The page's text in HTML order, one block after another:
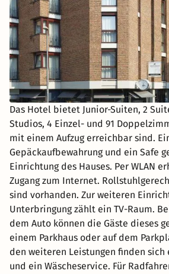
Das Hotel bietet Junior-Suiten, 2
Studios, 4 Einzel- und 91
mit einem Aufzug erreichbar sind.
Gepäckaufbewahrung und ein Safe
Einrichtung des Hauses. Per WLAN
Zugang zum Internet.
sind vorhanden. Zur weiteren
Unterbringung zählt ein TV-Raum.
dem Auto können die Gäste dieses
einem Parkhaus oder auf dem
den weiteren Leistungen finden sich
und ein Wäscheservice. Für